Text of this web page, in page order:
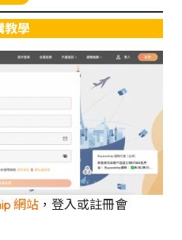
教學
網站 ，登入或註冊會